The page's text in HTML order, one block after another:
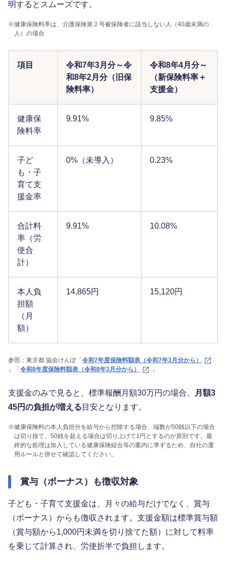
明するとスムーズです。
※健康保険料率は、介護保険第２号被保険者に該当しない人（40歳未満の
人）の場合
項目
令和7年3月分～令
和8年2月分（旧保
険料率）
令和8年4月分～
（新保険料率＋
支援金）
健康保
険料率
9.91% 9.85%
子ど
も・子
育て支
援金率
0%（未導入） 0.23%
合計料
率（労
使合
計）
9.91% 10.08%
本人負
担額
（月
額）
14,865円 15,120円
参照：東京都 協会けんぽ「 令和7年度保険料額表（令和7年3月分から）
」「 令和8年度保険料額表（令和8年3月分から） 」
支援金のみで見ると、標準報酬月額30万円の場合、
月額3
45円の負担が増える 目安となります。
※健康保険料の本人負担分を給与から控除する場合、端数が50銭以下の場合
は切り捨て、50銭を超える場合は切り上げて1円とするのが原則です。最
終的な処理は加入している健康保険組合等の案内に準ずるため、自社の運
用ルールと併せて確認してください。
賞与（ボーナス）も徴収対象
子ども・子育て支援金は、月々の給与だけでなく、賞与
（ボーナス）からも徴収されます。支援金額は標準賞与額
（賞与額から1,000円未満を切り捨てた額）に対して料率
を乗じて計算され、労使折半で負担します。